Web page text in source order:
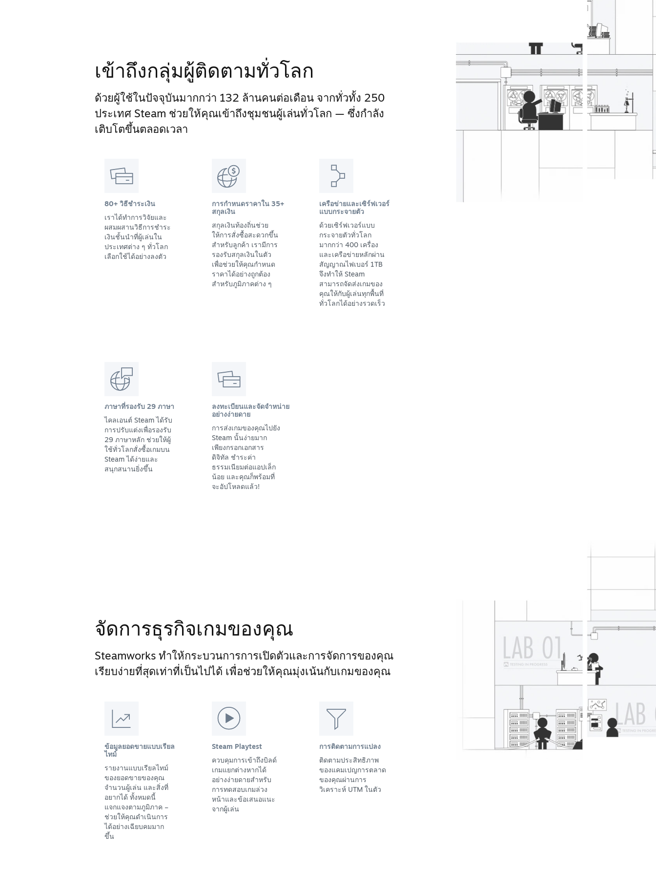
เข้าถึงกลุ่มผู้ติดตามทั่วโลก
ด้วยผู้ใช้ในปัจจุบันมากกว่า 132 ล้านคนต่อเดือน จากทั่วทั้ง 250
ประเทศ Steam ช่วยให้คุณเข้าถึงชุมชนผู้เล่นทั่วโลก — ซึ่งกำลัง
เติบโตขึ้นตลอดเวลา
80+ วิธีชำระเงิน
เราได้ทำการวิจัยและ
ผสมผสานวิธีการชำระ
เงินชั้นนำที่ผู้เล่นใน
ประเทศต่าง ๆ ทั่วโลก
เลือกใช้ได้อย่างลงตัว
การกำหนดราคาใน 35+
สกุลเงิน
สกุลเงินท้องถิ่นช่วย
ให้การสั่งซื้อสะดวกขึ้น
สำหรับลูกค้า เรามีการ
รองรับสกุลเงินในตัว
เพื่อช่วยให้คุณกำหนด
ราคาได้อย่างถูกต้อง
สำหรับภูมิภาคต่าง ๆ
เครือข่ายและเซิร์ฟเวอร์
แบบกระจายตัว
ด้วยเซิร์ฟเวอร์แบบ
กระจายตัวทั่วโลก
มากกว่า 400 เครื่อง
และเครือข่ายหลักผ่าน
สัญญาณไฟเบอร์ 1TB
จึงทำให้ Steam
สามารถจัดส่งเกมของ
คุณให้กับผู้เล่นทุกพื้นที่
ทั่วโลกได้อย่างรวดเร็ว
ภาษาที่รองรับ 29 ภาษา
ไคลเอนต์ Steam ได้รับ
การปรับแต่งเพื่อรองรับ
29 ภาษาหลัก ช่วยให้ผู้
ใช้ทั่วโลกสั่งซื้อเกมบน
Steam ได้ง่ายและ
สนุกสนานยิ่งขึ้น
ลงทะเบียนและจัดจำหน่าย
อย่างง่ายดาย
การส่งเกมของคุณไปยัง
Steam นั้นง่ายมาก
เพียงกรอกเอกสาร
ดิจิทัล ชำระค่า
ธรรมเนียมต่อแอปเล็ก
น้อย และคุณก็พร้อมที่
จะอัปโหลดแล้ว!
จัดการธุรกิจเกมของคุณ
Steamworks ทำให้กระบวนการการเปิดตัวและการจัดการของคุณ
เรียบง่ายที่สุดเท่าที่เป็นไปได้ เพื่อช่วยให้คุณมุ่งเน้นกับเกมของคุณ
ข้อมูลยอดขายแบบเรียล
ไทม์
รายงานแบบเรียลไทม์
ของยอดขายของคุณ
จำนวนผู้เล่น และสิ่งที่
อยากได้ ทั้งหมดนี้
แจกแจงตามภูมิภาค –
ช่วยให้คุณดำเนินการ
ได้อย่างเฉียบคมมาก
ขึ้น
Steam Playtest
ควบคุมการเข้าถึงบิลด์
เกมแยกต่างหากได้
อย่างง่ายดายสำหรับ
การทดสอบเกมล่วง
หน้าและข้อเสนอแนะ
จากผู้เล่น
การติดตามการแปลง
ติดตามประสิทธิภาพ
ของแคมเปญการตลาด
ของคุณผ่านการ
วิเคราะห์ UTM ในตัว